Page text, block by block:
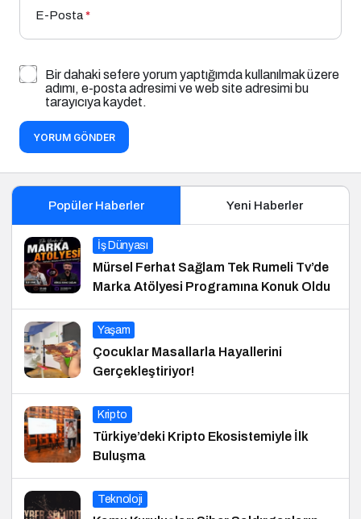
E-Posta*
Bir dahaki sefere yorum yaptığımda kullanılmak üzere
adımı, e-posta adresimi ve web site adresimi bu
tarayıcıya kaydet.
YORUM GÖNDER
Popüler Haberler Yeni Haberler
İş Dünyası
Mürsel Ferhat Sağlam Tek Rumeli Tv’de
Marka Atölyesi Programına Konuk Oldu
Yaşam
Çocuklar Masallarla Hayallerini
Gerçekleştiriyor!
Kripto
Türkiye’deki Kripto Ekosistemiyle İlk
Buluşma
Teknoloji